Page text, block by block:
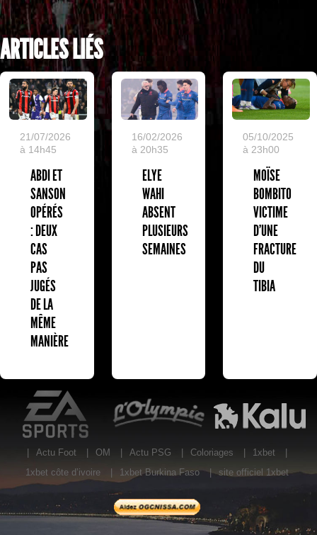
ARTICLES LIÉS
21/07/2026
à 14h45
ABDI ET
SANSON
OPÉRÉS
: DEUX
CAS
PAS
JUGÉS
DE LA
MÊME
MANIÈRE
16/02/2026
à 20h35
ELYE
WAHI
ABSENT
PLUSIEURS
SEMAINES
05/10/2025
à 23h00
MOÏSE
BOMBITO
VICTIME
D'UNE
FRACTURE
DU
TIBIA
EA Sports
Actu Foot OM Actu PSG Coloriages 1xbet
1xbet côte d’ivoire
1xbet Burkina Faso | site officiel 1xbet